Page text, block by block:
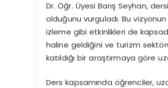
Dr. Öğr. Üyesi Barış Seyhan,
olduğunu vurguladı. Bu
izleme gibi etkinlikleri de
haline geldiğini ve turizm
katıldığı bir araştırmaya göre
Ders kapsamında öğrenciler,